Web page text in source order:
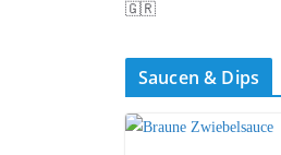
🇬🇷
Saucen & Dips